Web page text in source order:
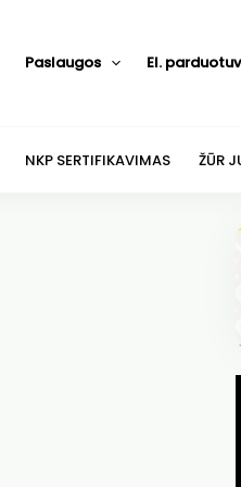
Paslaugos El.
NKP SERTIFIKAVIMAS ŽŪR